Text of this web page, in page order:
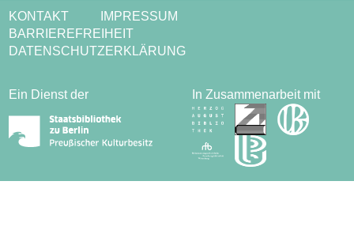
KONTAKT
IMPRESSUM
BARRIEREFREIHEIT
DATENSCHUTZERKLÄRUNG
Ein Dienst der In Zusammenarbeit mit